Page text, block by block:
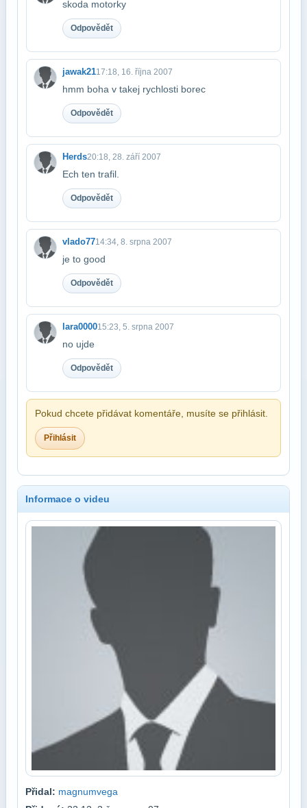
skoda motorky
Odpovědět
jawak2117:18, 16. října 2007
hmm boha v takej rychlosti borec
Odpovědět
Herds20:18, 28. září 2007
Ech ten trafil.
Odpovědět
vlado7714:34, 8. srpna 2007
je to good
Odpovědět
lara000015:23, 5. srpna 2007
no ujde
Odpovědět
Pokud chcete přidávat komentáře, musíte se přihlásit.
Přihlásit
Informace o videu
Přidal: magnumvega